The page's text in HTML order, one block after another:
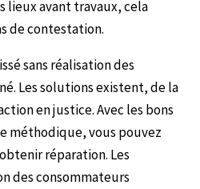
lieux avant travaux, cela
de contestation.
sans réalisation des
Les solutions existent, de la
en justice. Avec les bons
méthodique, vous pouvez
réparation. Les
des consommateurs